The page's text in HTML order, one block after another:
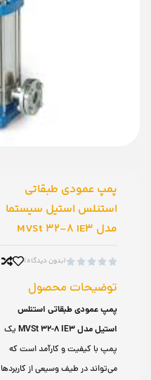
پمپ عمودی طبقاتی
استنلس استیل سیستما
مدل MVSt 32-8 IE3




(بدون دیدگاه)
توضیحات محصول
پمپ عمودی طبقاتی استنلس
استیل مدل MVSt 32-8 IE3
یک
پمپ با کیفیت و کارآمد است که
می‌تواند در طیف وسیعی از کاربردها